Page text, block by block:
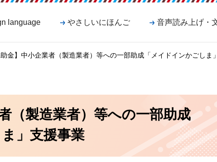
language やさしいにほんご 音声読み上げ・
金】中小企業者（製造業者）等への一部助成「メイドインかごしま
（製造業者）等への一部助成
」支援事業